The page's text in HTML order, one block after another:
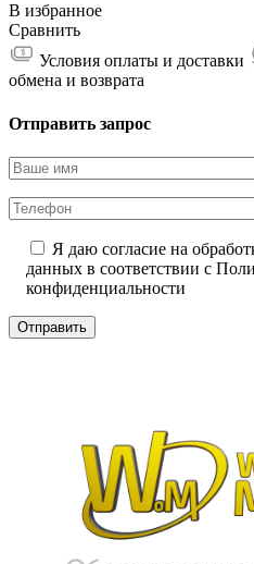
В избранное
Сравнить
Условия оплаты и доставки
обмена и возврата
Отправить запрос
Я даю согласие на
данных в соответствии с
конфиденциальности